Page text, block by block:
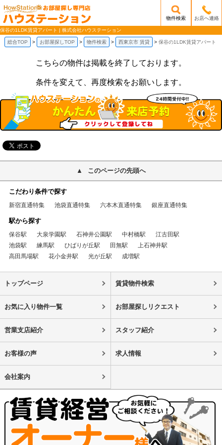
/mobile_img/head-logo.png
物件検索 お店へ連絡
保谷の1LDK賃貸アパート | 株式会社ハウステーション
総合TOP お部屋探しTOP 物件検索 西東京市 賃貸 保谷の1LDK賃貸アパート
こちらの物件は掲載を終了しております。
条件を変えて、再度検索をお願いします。
このページの先頭へ
こだわり条件で探す
新宿直通特集 池袋直通特集 六本木直通特集 銀座直通特集
駅から探す
保谷駅 大泉学園駅 石神井公園駅 中村橋駅
江古田駅
池袋駅
練馬駅 ひばりが丘駅 田無駅
上石神井駅
高田馬場駅
花小金井駅 光が丘駅 成増駅
トップページ 賃貸物件検索
お気に入り物件一覧 お部屋探しリクエスト
営業支店紹介 スタッフ紹介
お客様の声 求人情報
会社案内